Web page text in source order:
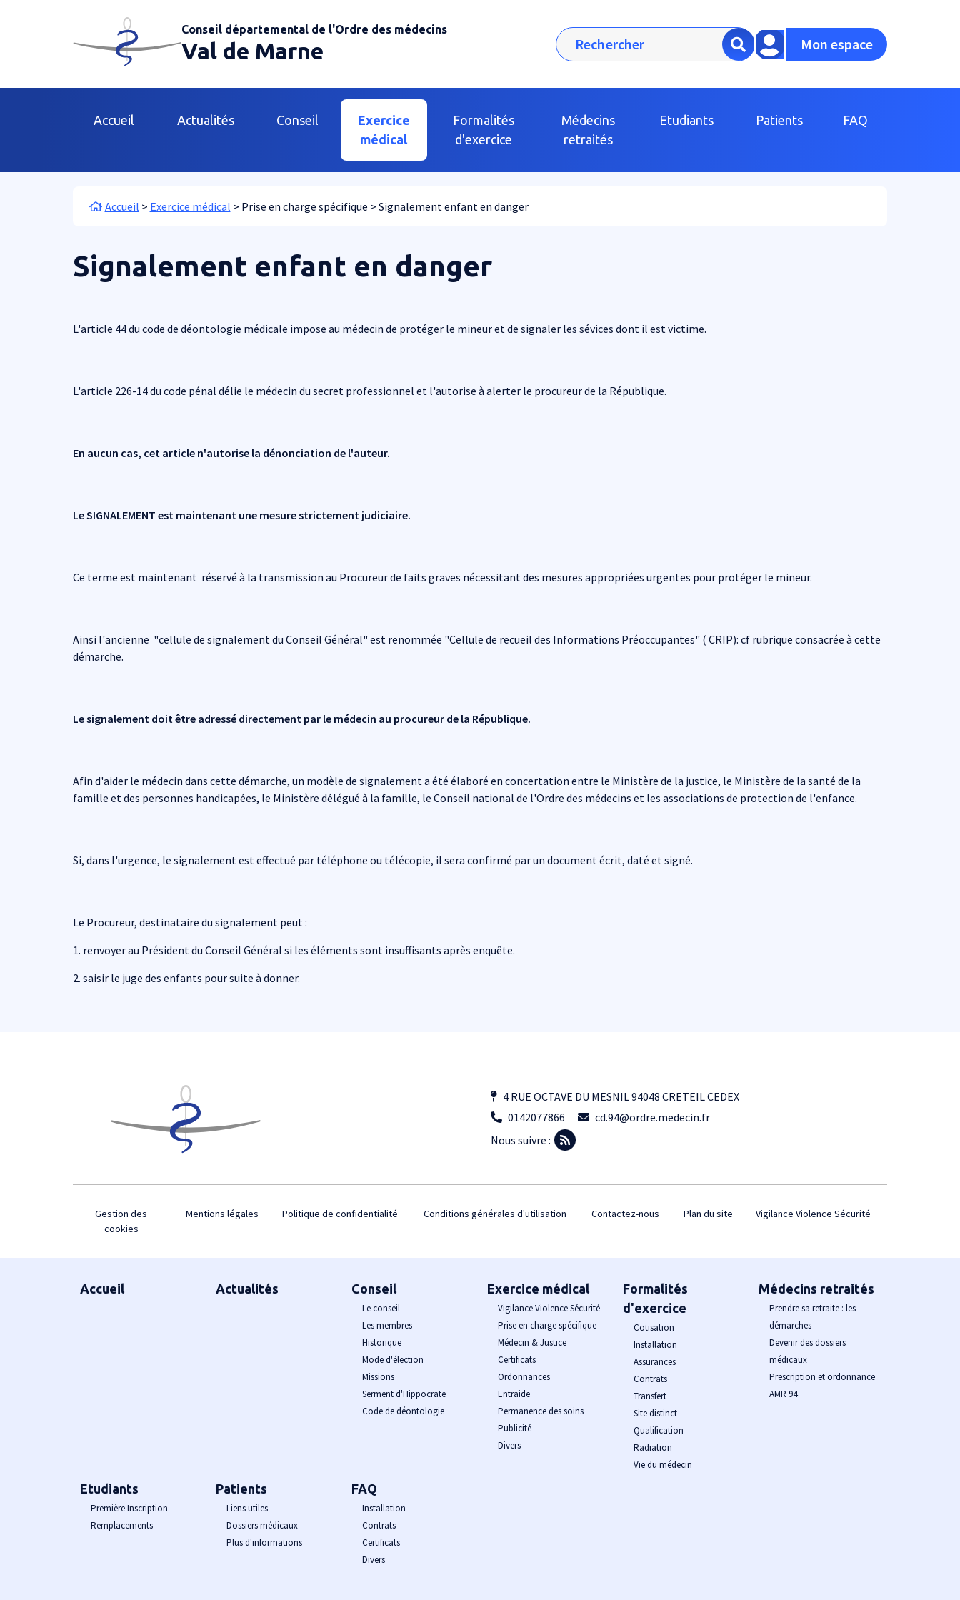
Conseil départemental de l'Ordre des médecins
Val de Marne
Rechercher Mon espace
Accueil Actualités Conseil
Exercice
médical
Formalités
d'exercice
Médecins
retraités
Etudiants Patients FAQ
Fil d'Ariane
Accueil Exercice médical Prise en charge spécifique Signalement enfant en danger
Signalement enfant en danger
L'article 44 du code de déontologie médicale impose au médecin de protéger le mineur et de signaler les sévices dont il est victime.
L'article 226-14 du code pénal délie le médecin du secret professionnel et l'autorise à alerter le procureur de la République.
En aucun cas, cet article n'autorise la dénonciation de l'auteur.
Le SIGNALEMENT est maintenant une mesure strictement judiciaire.
Ce terme est maintenant réservé à la transmission au Procureur de faits graves nécessitant des mesures appropriées urgentes pour protéger le mineur.
Ainsi l'ancienne "cellule de signalement du Conseil Général" est renommée "Cellule de recueil des Informations Préoccupantes" ( CRIP): cf rubrique consacrée à cette
démarche.
Le signalement doit être adressé directement par le médecin au procureur de la République.
Afin d'aider le médecin dans cette démarche, un modèle de signalement a été élaboré en concertation entre le Ministère de la justice, le Ministère de la santé de la
famille et des personnes handicapées, le Ministère délégué à la famille, le Conseil national de l'Ordre des médecins et les associations de protection de l'enfance.
Si, dans l'urgence, le signalement est effectué par téléphone ou télécopie, il sera confirmé par un document écrit, daté et signé.
Le Procureur, destinataire du signalement peut :
1. renvoyer au Président du Conseil Général si les éléments sont insuffisants après enquête.
2. saisir le juge des enfants pour suite à donner.
4 RUE OCTAVE DU MESNIL 94048 CRETEIL CEDEX
0142077866
cd.94@ordre.medecin.fr
Nous suivre :
Gestion des
cookies
Mentions légales Politique de confidentialité Conditions générales d'utilisation Contactez-nous Plan du site Vigilance Violence Sécurité
Accueil Actualités Conseil
Le conseil
Les membres
Historique
Mode d'élection
Missions
Serment d'Hippocrate
Code de déontologie
Exercice médical
Vigilance Violence Sécurité
Prise en charge spécifique
Médecin & Justice
Certificats
Ordonnances
Entraide
Permanence des soins
Publicité
Divers
Formalités
d'exercice
Cotisation
Installation
Assurances
Contrats
Transfert
Site distinct
Qualification
Radiation
Vie du médecin
Médecins retraités
Prendre sa retraite : les
démarches
Devenir des dossiers
médicaux
Prescription et ordonnance
AMR 94
Etudiants
Première Inscription
Remplacements
Patients
Liens utiles
Dossiers médicaux
Plus d'informations
FAQ
Installation
Contrats
Certificats
Divers